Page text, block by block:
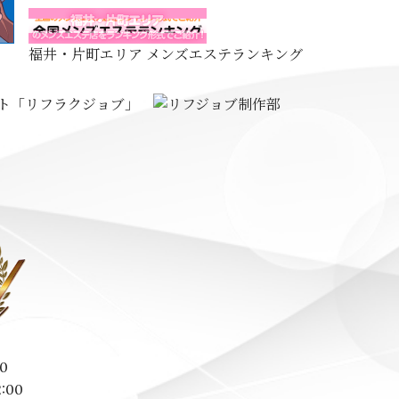
福井・片町エリア メンズエステランキング